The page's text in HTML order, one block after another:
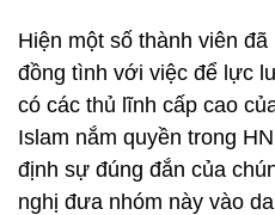
Hiện một số thành viên
đồng tình với việc để lực
có các thủ lĩnh cấp cao
Islam nắm quyền trong
định sự đúng đắn của
nghị đưa nhóm này vào